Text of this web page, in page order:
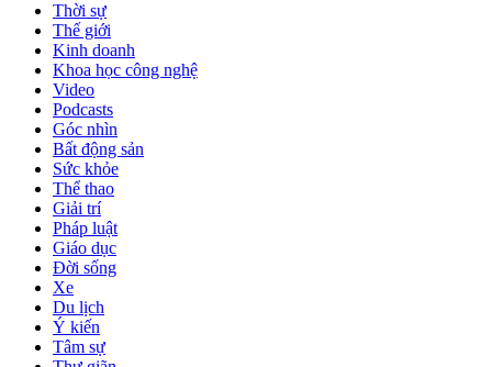
Thời sự
Thế giới
Kinh doanh
Khoa học công nghệ
Video
Podcasts
Góc nhìn
Bất động sản
Sức khỏe
Thể thao
Giải trí
Pháp luật
Giáo dục
Đời sống
Xe
Du lịch
Ý kiến
Tâm sự